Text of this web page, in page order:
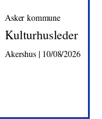
Asker kommune
Kulturhusleder
Akershus | 10/08/2026